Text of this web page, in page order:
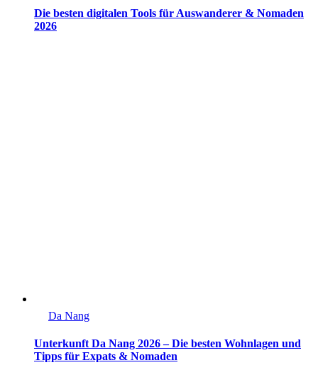
Die besten digitalen Tools für Auswanderer & Nomaden
2026
Da Nang
Unterkunft Da Nang 2026 – Die besten Wohnlagen und
Tipps für Expats & Nomaden